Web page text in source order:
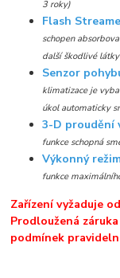
3 roky)
Flash
schopen
další škodlivé látky
Senzor
klimatizace je
úkol automaticky
3-D proudění
funkce schopná
Výkonný
funkce
Zařízení vyžaduje
Prodloužená
podmínek